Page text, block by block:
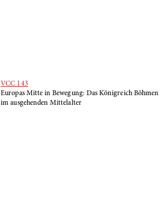
VCC 143
Europas Mitte in Bewegung: Das Königreich Böhmen
im ausgehenden Mittelalter